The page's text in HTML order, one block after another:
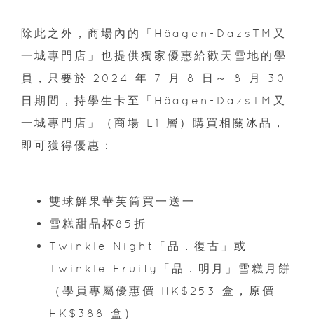
除此之外，商場內的「Häagen-DazsTM又
一城專門店」也提供獨家優惠給歡天雪地的學
員，只要於 2024 年 7 月 8 日～ 8 月 30
日期間，持學生卡至「Häagen-DazsTM又
一城專門店」（商場 L1 層）購買相關冰品，
即可獲得優惠：
雙球鮮果華芙筒買一送一
雪糕甜品杯85折
Twinkle Night「品．復古」或
Twinkle Fruity「品．明月」雪糕月餅
（學員專屬優惠價 HK$253 盒，原價
HK$388 盒）